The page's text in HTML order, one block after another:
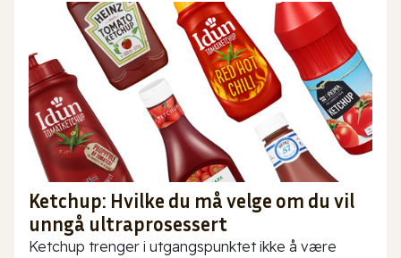
Ketchup: Hvilke du må velge om du vil
unngå ultraprosessert
Ketchup trenger i utgangspunktet ikke å være